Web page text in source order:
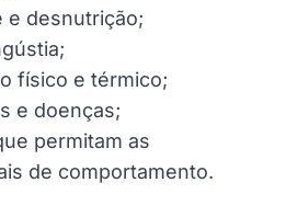
e desnutrição;
físico e térmico;
e doenças;
permitam as
de comportamento.